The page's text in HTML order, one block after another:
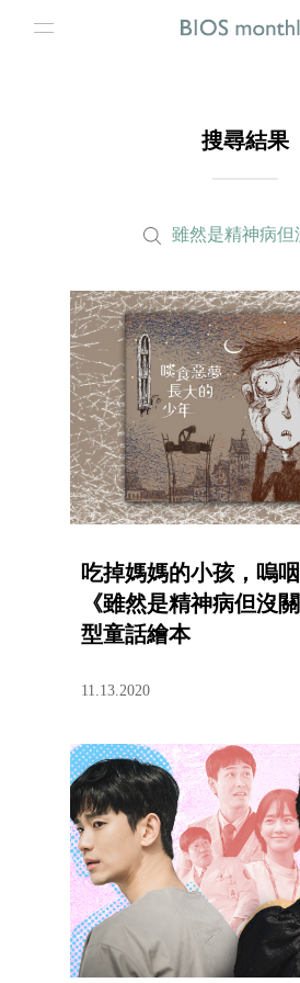
搜尋結果
雖然是精神病但
吃掉媽媽的小孩，嗚
《雖然是精神病但沒
型童話繪本
11.13.2020